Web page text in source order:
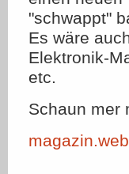
"schwappt"
Es wäre
Elektronik-
etc.
Schaun mer